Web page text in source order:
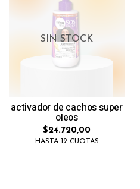
SIN STOCK
activador de cachos super
oleos
$24.720,00
HASTA 12 CUOTAS